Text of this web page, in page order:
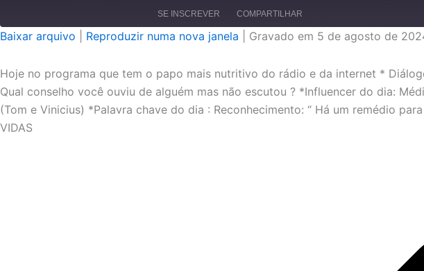
SE INSCREVER COMPARTILHAR
FEED RSS
INCORPORAR
Baixar arquivo Reproduzir numa nova janela Gravado em 5 de agosto de
Hoje no programa que tem o papo mais nutritivo do rádio e da internet *
Qual conselho você ouviu de alguém mas não escutou ? *Influencer do dia:
(Tom e Vinicius) *Palavra chave do dia : Reconhecimento: “ Há um remédio
VIDAS